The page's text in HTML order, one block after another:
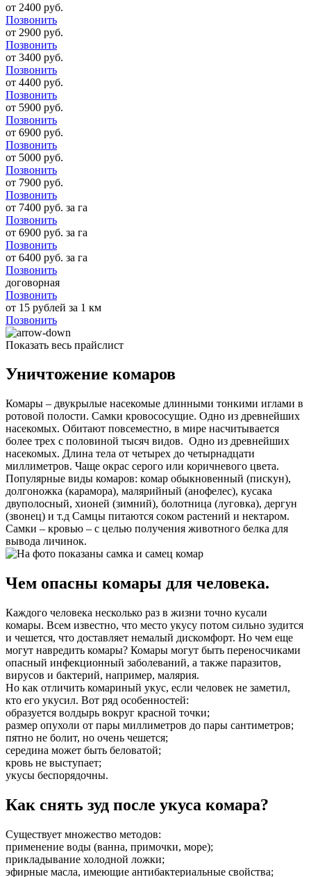
от 2400 руб.
Позвонить
от 2900 руб.
Позвонить
от 3400 руб.
Позвонить
от 4400 руб.
Позвонить
от 5900 руб.
Позвонить
от 6900 руб.
Позвонить
от 5000 руб.
Позвонить
от 7900 руб.
Позвонить
от 7400 руб. за га
Позвонить
от 6900 руб. за га
Позвонить
от 6400 руб. за га
Позвонить
договорная
Позвонить
от 15 рублей за 1 км
Позвонить
Показать весь прайслист
Уничтожение комаров
Комары – двукрылые насекомые длинными тонкими иглами в
ротовой полости. Самки кровососущие. Одно из древнейших
насекомых. Обитают повсеместно, в мире насчитывается
более трех с половиной тысяч видов. Одно из древнейших
насекомых. Длина тела от четырех до четырнадцати
миллиметров. Чаще окрас серого или коричневого цвета.
Популярные виды комаров: комар обыкновенный (пискун),
долгоножка (карамора), малярийный (анофелес), кусака
двуполосный, хионей (зимний), болотница (луговка), дергун
(звонец) и т.д Самцы питаются соком растений и нектаром.
Самки – кровью – с целью получения животного белка для
вывода личинок.
Чем опасны комары для человека.
Каждого человека несколько раз в жизни точно кусали
комары. Всем известно, что место укусу потом сильно зудится
и чешется, что доставляет немалый дискомфорт. Но чем еще
могут навредить комары? Комары могут быть переносчиками
опасный инфекционный заболеваний, а также паразитов,
вирусов и бактерий, например, малярия.
Но как отличить комариный укус, если человек не заметил,
кто его укусил. Вот ряд особенностей:
образуется волдырь вокруг красной точки;
размер опухоли от пары миллиметров до пары сантиметров;
пятно не болит, но очень чешется;
середина может быть беловатой;
кровь не выступает;
укусы беспорядочны.
Как снять зуд после укуса комара?
Существует множество методов:
применение воды (ванна, примочки, море);
прикладывание холодной ложки;
эфирные масла, имеющие антибактериальные свойства;